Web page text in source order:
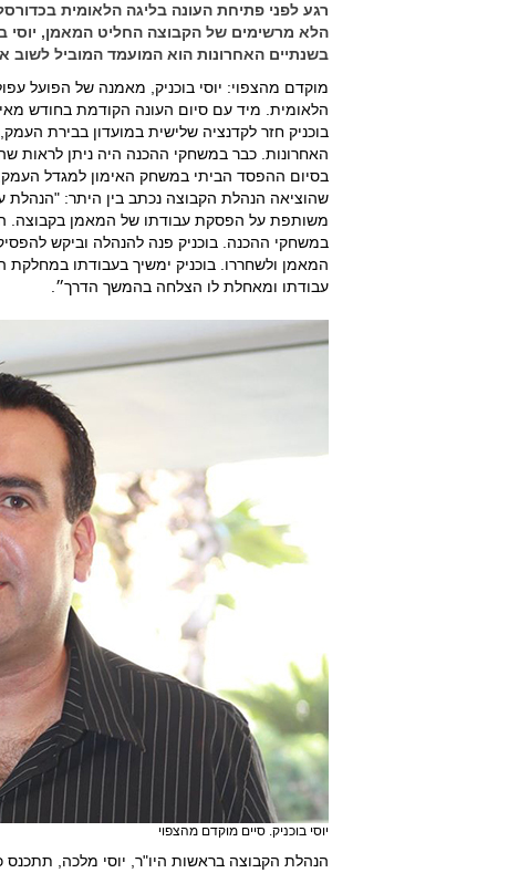
רגע לפני פתיחת העונה בליגה הלאומית
הלא מרשימים של הקבוצה החליט המאמן, יוסי
בשנתיים האחרונות הוא המועמד המוביל לשוב
מוקדם מהצפוי: יוסי בוכניק, מאמנה של הפועל
הלאומית. מיד עם סיום העונה הקודמת בחודש
בוכניק חזר לקדנציה שלישית במועדון בבירת
האחרונות. כבר במשחקי ההכנה היה ניתן לראות
בסיום ההפסד הביתי במשחק האימון למגדל
שהוציאה הנהלת הקבוצה נכתב בין היתר: "הנהלת
משותפת על הפסקת עבודתו של המאמן
במשחקי ההכנה. בוכניק פנה להנהלה וביקש
המאמן ולשחררו. בוכניק ימשיך בעבודתו במחלקת
עבודתו ומאחלת לו הצלחה בהמשך הדרך״.
יוסי בוכניק. סיים מוקדם מהצפוי
הנהלת הקבוצה בראשות היו"ר, יוסי מלכה,